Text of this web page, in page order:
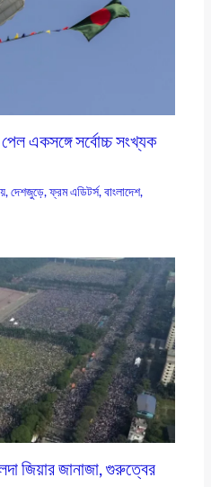
একসঙ্গে সর্বোচ্চ সংখ্যক
,দেশজুড়ে,ফ্রম এডিটর্স,বাংলাদেশ,
জিয়ার জানাজা, গুরুত্বের